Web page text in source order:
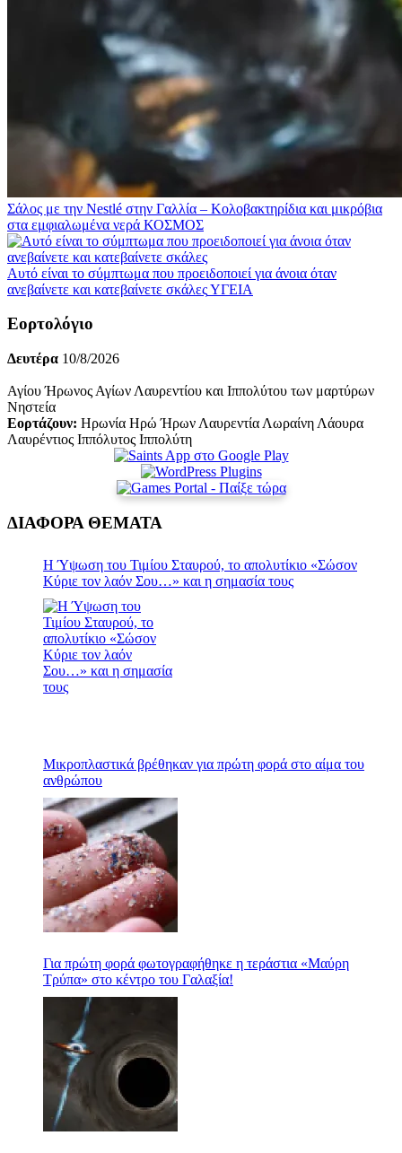
Σάλος με την Nestlé στην Γαλλία – Κολοβακτηρίδια και μικρόβια
στα εμφιαλωμένα νερά ΚΟΣΜΟΣ
Αυτό είναι το σύμπτωμα που προειδοποιεί για άνοια όταν
ανεβαίνετε και κατεβαίνετε σκάλεςΥΓΕΙΑ
Εορτολόγιο
Δευτέρα 10/8/2026
Αγίου Ήρωνος Αγίων Λαυρεντίου και Ιππολύτου των μαρτύρων
Νηστεία
Εορτάζουν: Ηρωνία Ηρώ Ήρων Λαυρεντία Λωραίνη Λάουρα
Λαυρέντιος Ιππόλυτος Ιππολύτη
ΔΙΑΦΟΡΑ ΘΕΜΑΤΑ
Η Ύψωση του Τιμίου Σταυρού, το απολυτίκιο «Σώσον
Κύριε τον λαόν Σου…» και η σημασία τους
Μικροπλαστικά βρέθηκαν για πρώτη φορά στο αίμα του
ανθρώπου
Για πρώτη φορά φωτογραφήθηκε η τεράστια «Μαύρη
Τρύπα» στο κέντρο του Γαλαξία!